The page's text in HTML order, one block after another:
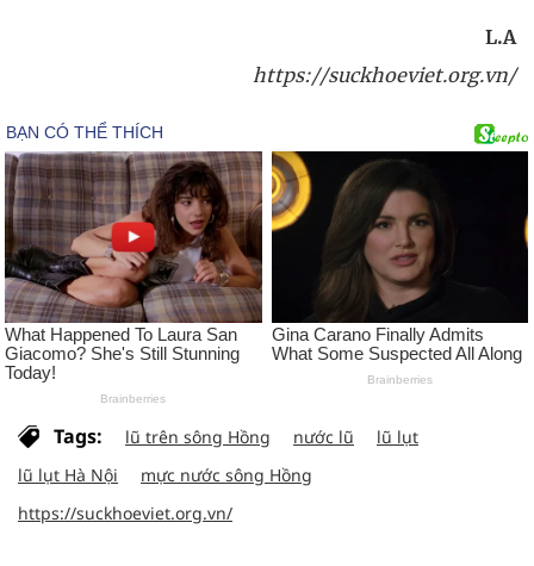
L.A
https://suckhoeviet.org.vn/
Tags: lũ trên sông Hồng nước lũ
lũ lụt
lũ lụt Hà Nội
mực nước sông Hồng
https://suckhoeviet.org.vn/